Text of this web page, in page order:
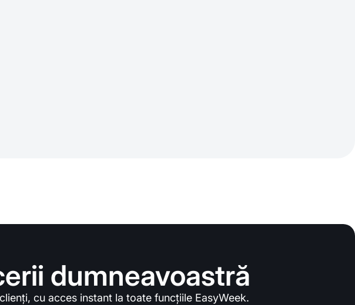
dumneavoastră
cu acces instant la toate funcțiile EasyWeek.